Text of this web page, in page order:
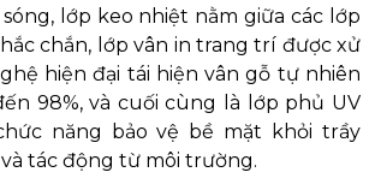
lớp keo nhiệt nằm giữa các lớp
chắn, lớp vân in trang trí được xử
hiện đại tái hiện vân gỗ tự nhiên
98%, và cuối cùng là lớp phủ UV
năng bảo vệ bề mặt khỏi trầy
tác động từ môi trường.